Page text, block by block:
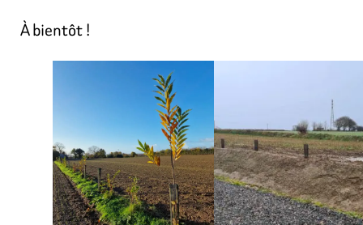
À bientôt !